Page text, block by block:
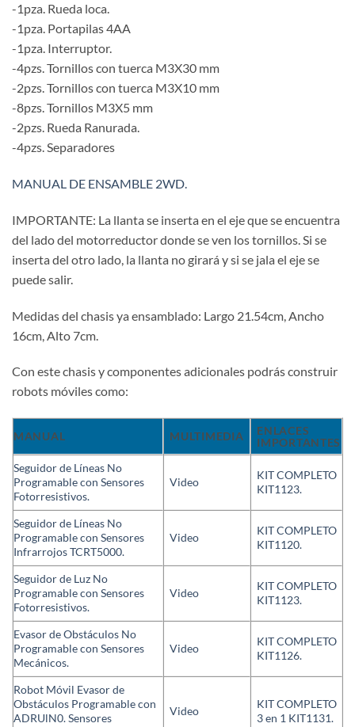
-1pza. Rueda loca.
-1pza. Portapilas 4AA
-1pza. Interruptor.
-4pzs. Tornillos con tuerca M3X30 mm
-2pzs. Tornillos con tuerca M3X10 mm
-8pzs. Tornillos M3X5 mm
-2pzs. Rueda Ranurada.
-4pzs. Separadores
MANUAL DE ENSAMBLE 2WD.
IMPORTANTE: La llanta se inserta en el eje que se encuentra
del lado del motorreductor donde se ven los tornillos. Si se
inserta del otro lado, la llanta no girará y si se jala el eje se
puede salir.
Medidas del chasis ya ensamblado: Largo 21.54cm, Ancho
16cm, Alto 7cm.
Con este chasis y componentes adicionales podrás construir
robots móviles como:
MANUAL MULTIMEDIA
ENLACES
IMPORTANTES
Seguidor de Líneas No
Programable con Sensores
Fotorresistivos.
Video
KIT COMPLETO
KIT1123.
Seguidor de Líneas No
Programable con Sensores
Infrarrojos TCRT5000.
Video
KIT COMPLETO
KIT1120.
Seguidor de Luz No
Programable con Sensores
Fotorresistivos.
Video
KIT COMPLETO
KIT1123.
Evasor de Obstáculos No
Programable con Sensores
Mecánicos.
Video
KIT COMPLETO
KIT1126.
Robot Móvil Evasor de
Obstáculos Programable con
ADRUlN0. Sensores
Video
KIT COMPLETO
3 en 1 KIT1131.